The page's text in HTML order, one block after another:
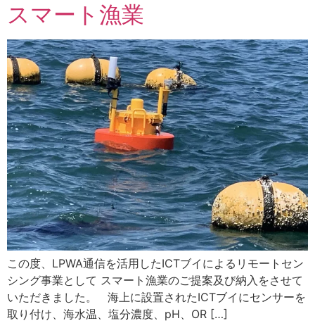
スマート漁業
この度、LPWA通信を活用したICTブイによるリモートセン
シング事業として スマート漁業のご提案及び納入をさせて
いただきました。 海上に設置されたICTブイにセンサーを
取り付け、海水温、塩分濃度、pH、OR […]